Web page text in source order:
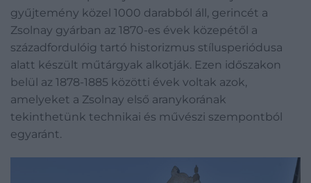
gyűjtemény közel 1000 darabból áll, gerincét a
Zsolnay gyárban az 1870-es évek közepétől a
századfordulóig tartó historizmus stílusperiódusa
alatt készült műtárgyak alkotják. Ezen időszakon
belül az 1878-1885 közötti évek voltak azok,
amelyeket a Zsolnay első aranykorának
tekinthetünk technikai és művészi szempontból
egyaránt.